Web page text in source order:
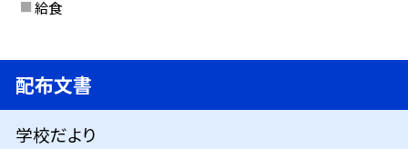
給食
配布文書
学校だより